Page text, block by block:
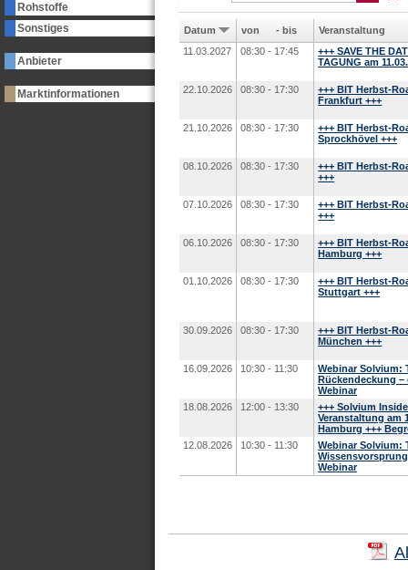
Rohstoffe
Sonstiges
Anbieter
Marktinformationen
Datum von -bis
Veranstaltung
11.03.2027
08:30 - 17:45
+++ SAVE THE
TAGUNG am
22.10.2026 08:30 - 17:30
+++ BIT Herbst-
Frankfurt +++
21.10.2026 08:30 - 17:30
+++ BIT Herbst-
Sprockhövel +++
08.10.2026 08:30 - 17:30
+++ BIT Herbst-
+++
07.10.2026 08:30 - 17:30
+++ BIT Herbst-
+++
06.10.2026 08:30 - 17:30
+++ BIT Herbst-
Hamburg +++
01.10.2026 08:30 - 17:30
+++ BIT Herbst-
Stuttgart +++
30.09.2026 08:30 - 17:30
+++ BIT Herbst-
München +++
16.09.2026 10:30 - 11:30
Webinar Solvium:
Rückendeckung –
Webinar
18.08.2026
12:00 - 13:30
+++ Solvium
Veranstaltung am
Hamburg +++
12.08.2026
10:30 - 11:30
Webinar Solvium:
Webinar